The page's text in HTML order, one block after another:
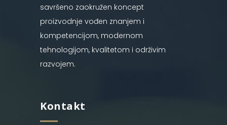
savršeno zaokružen koncept
proizvodnje vođen znanjem i
kompetencijom, modernom
tehnologijom, kvalitetom i održivim
razvojem.
Kontakt